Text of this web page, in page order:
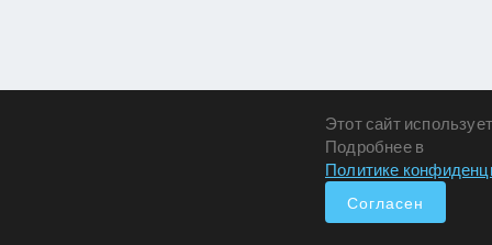
Этот сайт
Подробнее в
Политике
Согласен